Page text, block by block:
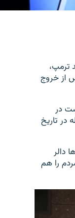
ترمپ،
از خروج
در
در تاریخ
دالر
محو شدند. ما مردم را هم